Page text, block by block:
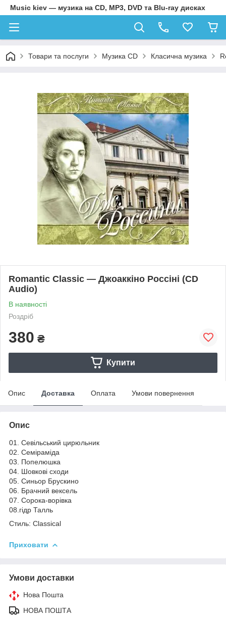
Music kiev — музика на CD, MP3, DVD та Blu-ray дисках
Товари та послуги Музика CD Класична музика
Romantic Classic — Джоаккіно Россіні (CD
Audio)
В наявності
Роздріб
380 ₴
Купити
Опис Доставка Оплата Умови повернення
Опис
01. Севільський цирюльник
02. Семіраміда
03. Попелюшка
04. Шовкові сходи
05. Синьор Брускино
06. Брачний вексель
07. Сорока-ворівка
08.гідр Талль
Стиль: Classical
Приховати
Умови доставки
Нова Пошта
НОВА ПОШТА